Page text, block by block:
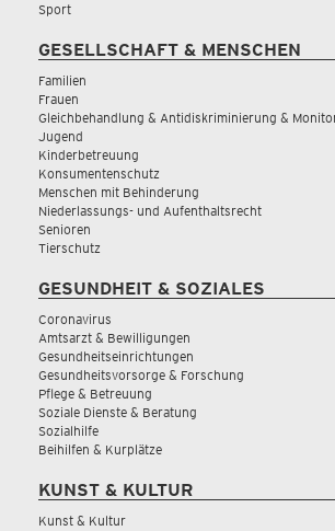
Sport
GESELLSCHAFT & MENSCHEN
Familien
Frauen
Gleichbehandlung & Antidiskriminierung &
Jugend
Kinderbetreuung
Konsumentenschutz
Menschen mit Behinderung
Niederlassungs- und Aufenthaltsrecht
Senioren
Tierschutz
GESUNDHEIT & SOZIALES
Coronavirus
Amtsarzt & Bewilligungen
Gesundheitseinrichtungen
Gesundheitsvorsorge & Forschung
Pflege & Betreuung
Soziale Dienste & Beratung
Sozialhilfe
Beihilfen & Kurplätze
KUNST & KULTUR
Kunst & Kultur